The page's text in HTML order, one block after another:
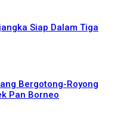
Siap Dalam Tiga
Bergotong-Royong
Pan Borneo